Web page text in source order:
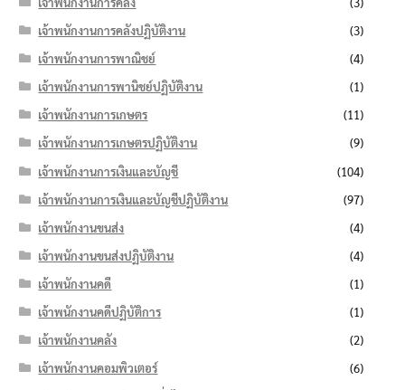
เจ้าพนักงานการคลังปฏิบัติงาน
(3)
เจ้าพนักงานการพาณิชย์
(4)
เจ้าพนักงานการพานิชย์ปฏิบัติงาน
(1)
เจ้าพนักงานการเกษตร
(11)
เจ้าพนักงานการเกษตรปฏิบัติงาน
(9)
เจ้าพนักงานการเงินและบัญชี
(104)
เจ้าพนักงานการเงินและบัญชีปฏิบัติงาน
(97)
เจ้าพนักงานขนส่ง
(4)
เจ้าพนักงานขนส่งปฏิบัติงาน
(4)
เจ้าพนักงานคดี
(1)
เจ้าพนักงานคดีปฏิบัติการ
(1)
เจ้าพนักงานคลัง
(2)
เจ้าพนักงานคอมพิวเตอร์
(6)